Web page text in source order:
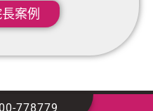
案例​
778779